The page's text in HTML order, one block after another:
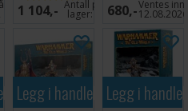
Battalion
1 104,- Antall på
lager: 680,-Ventes inn
12.08.2026
Legg i handlekurven
Legg i